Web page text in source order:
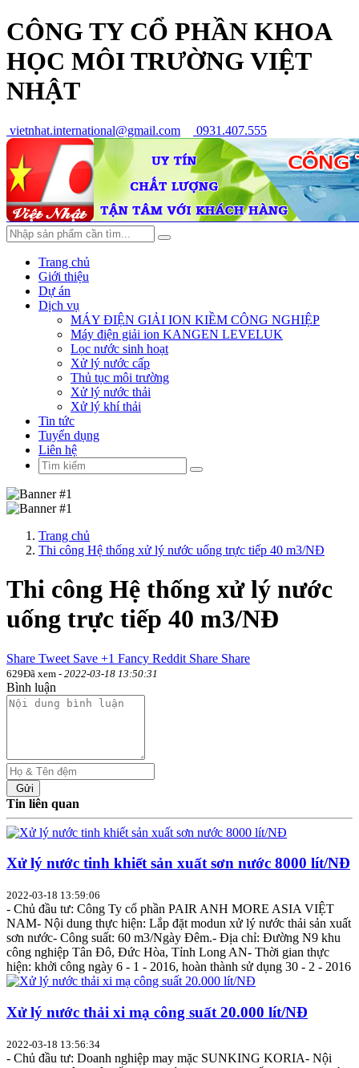
CÔNG TY CỔ PHẦN KHOA
HỌC MÔI TRƯỜNG VIỆT
NHẬT
vietnhat.international@gmail.com 0931.407.555
Trang chủ
Giới thiệu
Dự án
Dịch vụ
MÁY ĐIỆN GIẢI ION KIỀM CÔNG NGHIỆP
Máy điện giải ion KANGEN LEVELUK
Lọc nước sinh hoạt
Xử lý nước cấp
Thủ tục môi trường
Xử lý nước thải
Xử lý khí thải
Tin tức
Tuyển dụng
Liên hệ
Trang chủ
Thi công Hệ thống xử lý nước uống trực tiếp 40 m3/NĐ
Thi công Hệ thống xử lý nước
uống trực tiếp 40 m3/NĐ
Share Tweet Save +1 Fancy Reddit Share Share
629Đã xem - 2022-03-18 13:50:31
Bình luận
Gửi
Tin liên quan
Xử lý nước tinh khiết sản xuất sơn nước 8000 lít/NĐ
2022-03-18 13:59:06
- Chủ đầu tư: Công Ty cổ phần PAIR ANH MORE ASIA VIỆT
NAM- Nội dung thực hiện: Lắp đặt modun xử lý nước thải sản xuất
sơn nước- Công suất: 60 m3/Ngày Đêm.- Địa chỉ: Đường N9 khu
công nghiệp Tân Đô, Đức Hòa, Tỉnh Long AN- Thời gian thực
hiện: khởi công ngày 6 - 1 - 2016, hoàn thành sử dụng 30 - 2 - 2016
Xử lý nước thải xi mạ công suất 20.000 lít/NĐ
2022-03-18 13:56:34
- Chủ đầu tư: Doanh nghiệp may mặc SUNKING KORIA- Nội